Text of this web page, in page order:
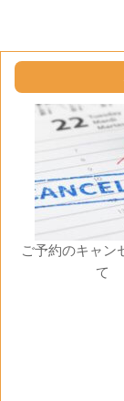
ご予約のキャン
て